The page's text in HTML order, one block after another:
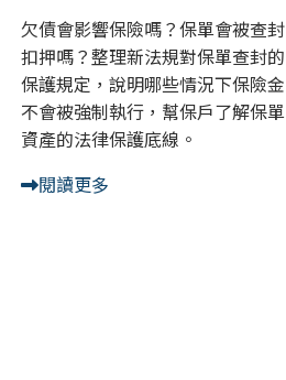
欠債會影響保險嗎？保單會被查封
扣押嗎？整理新法規對保單查封的
保護規定，說明哪些情況下保險金
不會被強制執行，幫保戶了解保單
資產的法律保護底線。
閱讀更多